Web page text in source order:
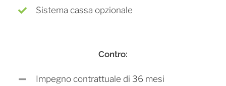
Sistema cassa opzionale
Contro:
Impegno contrattuale di 36 mesi